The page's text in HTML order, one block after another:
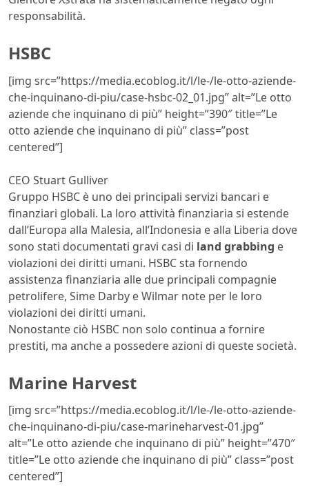
responsabilità.
HSBC
[img src=”https://media.ecoblog.it/l/le-/le-otto-aziende-
che-inquinano-di-piu/case-hsbc-02_01.jpg” alt=”Le otto
aziende che inquinano di più” height=”390″ title=”Le
otto aziende che inquinano di più” class=”post
centered”]
CEO Stuart Gulliver
Gruppo HSBC è uno dei principali servizi bancari e
finanziari globali. La loro attività finanziaria si estende
dall’Europa alla Malesia, all’Indonesia e alla Liberia dove
sono stati documentati gravi casi di land grabbing e
violazioni dei diritti umani. HSBC sta fornendo
assistenza finanziaria alle due principali compagnie
petrolifere, Sime Darby e Wilmar note per le loro
violazioni dei diritti umani.
Nonostante ciò HSBC non solo continua a fornire
prestiti, ma anche a possedere azioni di queste società.
Marine Harvest
[img src=”https://media.ecoblog.it/l/le-/le-otto-aziende-
che-inquinano-di-piu/case-marineharvest-01.jpg”
alt=”Le otto aziende che inquinano di più” height=”470″
title=”Le otto aziende che inquinano di più” class=”post
centered”]